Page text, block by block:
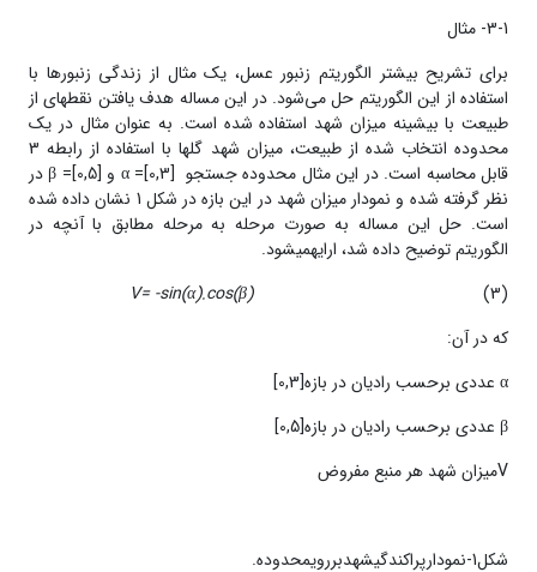
3-1- مثال
برای تشریح بیشتر الگوریتم زنبور عسل، یک مثال از زندگی زنبورها با
استفاده از این الگوریتم حل می‌شود. در این مساله هدف یافتن نقطه­ای از
طبیعت با بیشینه میزان شهد استفاده شده است. به عنوان مثال در یک
محدوده‌ انتخاب شده از طبیعت، میزان شهد گل­ها با استفاده از رابطه‌ 3
قابل محاسبه است. در این مثال محدوده‌ جستجو α =[0,3] و β =[0,5] در
نظر گرفته شده و نمودار میزان شهد در این بازه در شکل 1 نشان داده شده
است. حل این مساله به صورت مرحله به مرحله مطابق با آنچه در
الگوریتم توضیح داده شد، ارایهمی­شود.
(3)
V= -sin(α).cos(β)
که در آن:
α عددی برحسب رادیان در بازه‌[0,3]
β عددی برحسب رادیان در بازه‌[0,5]
Vمیزان شهد هر منبع مفروض
شکل1-نمودارپراکندگیشهدبررویمحدوده.